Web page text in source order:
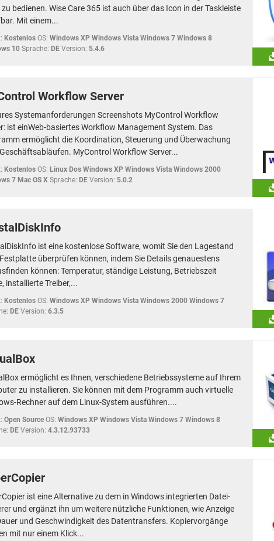
zu bedienen. Wise Care 365 ist auch über das Icon in der Taskleiste
Mit einem...
Kostenlos OS: Windows XP Windows Vista Windows 7 Windows 8
10 Sprache: DE Version: 5.4.6
Workflow Server
Systemanforderungen Screenshots MyControl Workflow
ist einWeb-basiertes Workflow Management System. Das
ermöglicht die Koordination, Steuerung und Überwachung
MyControl Workflow Server...
Kostenlos OS: Linux Dos Windows XP Windows Vista Windows 2000
7 Mac OS X Sprache: DE Version: 5.0.2
ist eine kostenlose Software, womit Sie den Lagestand
überprüfen können, indem Sie Details genauestens
können: Temperatur, ständige Leistung, Betriebszeit
installierte Treiber,...
Kostenlos OS: Windows XP Windows Vista Windows 2000 Windows 7
DE Version: 6.3.5
ermöglicht es Ihnen, verschiedene Betriebssysteme auf Ihrem
zu installieren. Sie können mit dem Programm auch virtuelle
Rechner auf dem Linux-System ausführen....
Open Source OS: Windows XP Windows Vista Windows 7 Windows 8
DE Version: 4.3.12.93733
ist eine Alternative zu dem in Windows integrierten Datei-
und ergänzt ihn um weitere nützliche Funktionen, wie Anzeige
und Geschwindigkeit des Datentransfers. Kopiervorgänge
mit nur einem Klick...